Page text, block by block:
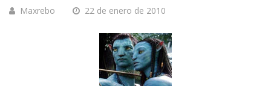
Maxrebo 22 de enero de 2010